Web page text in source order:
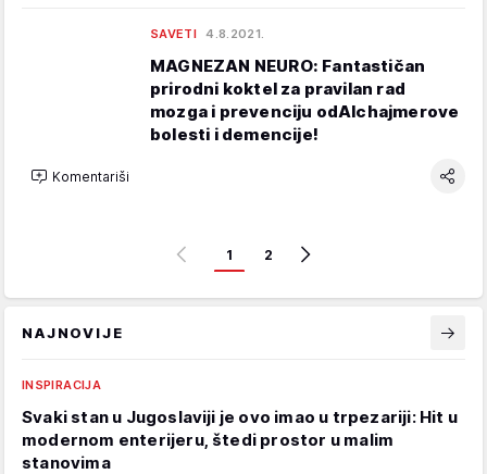
SAVETI 4.8.2021.
MAGNEZAN NEURO: Fantastičan
prirodni koktel za pravilan rad
mozga i prevenciju odAlchajmerove
bolesti i demencije!
Komentariši
1 2
NAJNOVIJE
INSPIRACIJA
Svaki stan u Jugoslaviji je ovo imao u trpezariji: Hit u
modernom enterijeru, štedi prostor u malim
stanovima